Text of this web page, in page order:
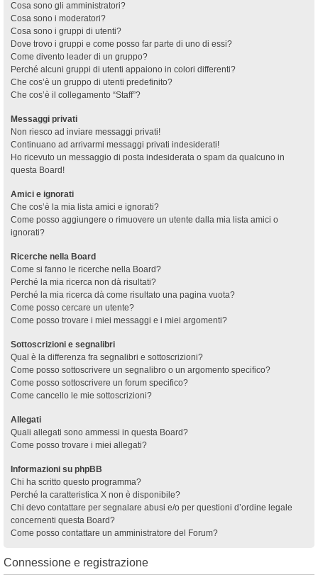
Cosa sono gli amministratori?
Cosa sono i moderatori?
Cosa sono i gruppi di utenti?
Dove trovo i gruppi e come posso far parte di uno di essi?
Come divento leader di un gruppo?
Perché alcuni gruppi di utenti appaiono in colori differenti?
Che cos’è un gruppo di utenti predefinito?
Che cos’è il collegamento “Staff”?
Messaggi privati
Non riesco ad inviare messaggi privati!
Continuano ad arrivarmi messaggi privati indesiderati!
Ho ricevuto un messaggio di posta indesiderata o spam da qualcuno in
questa Board!
Amici e ignorati
Che cos’è la mia lista amici e ignorati?
Come posso aggiungere o rimuovere un utente dalla mia lista amici o
ignorati?
Ricerche nella Board
Come si fanno le ricerche nella Board?
Perché la mia ricerca non dà risultati?
Perché la mia ricerca dà come risultato una pagina vuota?
Come posso cercare un utente?
Come posso trovare i miei messaggi e i miei argomenti?
Sottoscrizioni e segnalibri
Qual è la differenza fra segnalibri e sottoscrizioni?
Come posso sottoscrivere un segnalibro o un argomento specifico?
Come posso sottoscrivere un forum specifico?
Come cancello le mie sottoscrizioni?
Allegati
Quali allegati sono ammessi in questa Board?
Come posso trovare i miei allegati?
Informazioni su phpBB
Chi ha scritto questo programma?
Perché la caratteristica X non è disponibile?
Chi devo contattare per segnalare abusi e/o per questioni d’ordine legale
concernenti questa Board?
Come posso contattare un amministratore del Forum?
Connessione e registrazione